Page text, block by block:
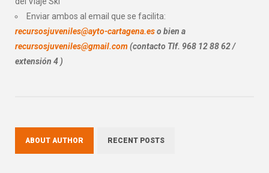
Enviar ambos al email que se facilita:
recursosjuveniles@ayto-cartagena.eso bien a
recursosjuveniles@gmail.com(contacto Tlf. 968 12 88 62 /
extensión 4 )
ABOUT AUTHOR RECENT POSTS